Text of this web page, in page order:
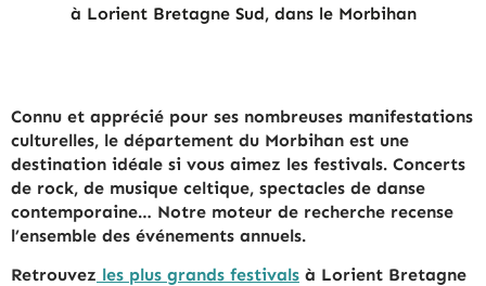
à Lorient Bretagne Sud, dans le Morbihan
Connu et apprécié pour ses nombreuses manifestations
culturelles, le département du Morbihan est une
destination idéale si vous aimez les festivals. Concerts
de rock, de musique celtique, spectacles de danse
contemporaine… Notre moteur de recherche recense
l’ensemble des événements annuels.
Retrouvez les plus grands festivals à Lorient Bretagne